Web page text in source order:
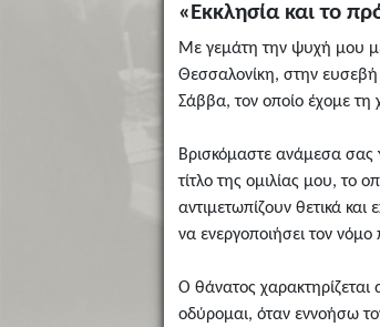
«Εκκλησία και το
Με γεμάτη την ψυχή μου
Θεσσαλονίκη, στην
Σάββα, τον οποίο έχομε τη
Βρισκόμαστε ανάμεσα σας
τίτλο της ομιλίας μου, το
αντιμετωπίζουν θετικά
να ενεργοποιήσει τον
Ο θάνατος
οδύρομαι, όταν εννοήσω